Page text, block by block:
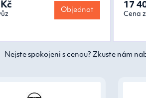
Objednat
17
Cena
Nejste spokojeni s cenou? Zkuste nám